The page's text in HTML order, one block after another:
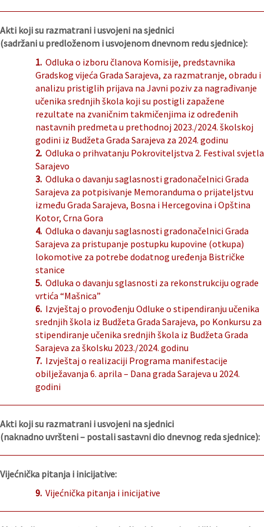
Akti koji su razmatrani i usvojeni na sjednici
(sadržani u predloženom i usvojenom dnevnom redu sjednice):
1. Odluka o izboru članova Komisije, predstavnika
Gradskog vijeća Grada Sarajeva, za razmatranje, obradu i
analizu pristiglih prijava na Javni poziv za nagrađivanje
učenika srednjih škola koji su postigli zapažene
rezultate na zvaničnim takmičenjima iz određenih
nastavnih predmeta u prethodnoj 2023./2024. školskoj
godini iz Budžeta Grada Sarajeva za 2024. godinu
2. Odluka o prihvatanju Pokroviteljstva 2. Festival svjetla
Sarajevo
3. Odluka o davanju saglasnosti gradonačelnici Grada
Sarajeva za potpisivanje Memoranduma o prijateljstvu
između Grada Sarajeva, Bosna i Hercegovina i Opština
Kotor, Crna Gora
4. Odluka o davanju saglasnosti gradonačelnici Grada
Sarajeva za pristupanje postupku kupovine (otkupa)
lokomotive za potrebe dodatnog uređenja Bistričke
stanice
5. Odluka o davanju sglasnosti za rekonstrukciju ograde
vrtića “Mašnica”
6. Izvještaj o provođenju Odluke o stipendiranju učenika
srednjih škola iz Budžeta Grada Sarajeva, po Konkursu za
stipendiranje učenika srednjih škola iz Budžeta Grada
Sarajeva za školsku 2023./2024. godinu
7. Izvještaj o realizaciji Programa manifestacije
obilježavanja 6. aprila – Dana grada Sarajeva u 2024.
godini
Akti koji su razmatrani i usvojeni na sjednici
(naknadno uvršteni – postali sastavni dio dnevnog reda sjednice):
Vijećnička pitanja i inicijative:
9. Vijećnička pitanja i inicijative